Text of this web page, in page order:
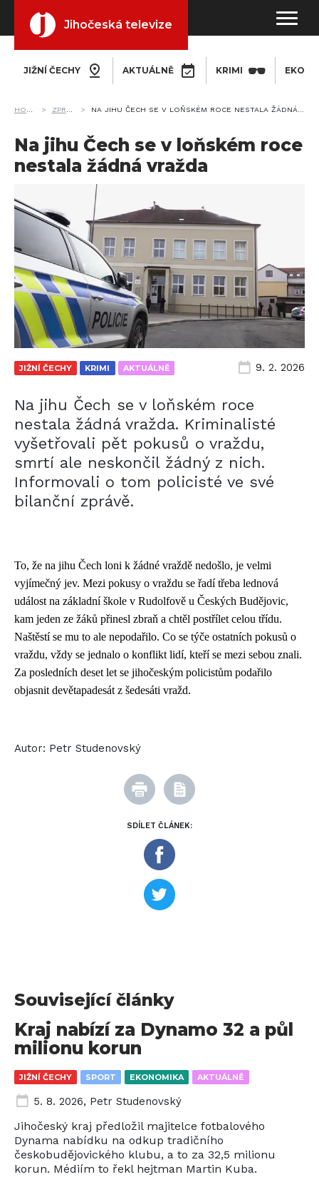
Jihočeská televize
JIŽNÍ ČECHY AKTUÁLNĚ KRIMI
HOME ZPRÁVY NA JIHU ČECH SE V LOŇSKÉM ROCE NESTALA ŽÁDNÁ VRAŽDA
Na jihu Čech se v loňském roce
nestala žádná vražda
SDÍLET ČLÁNEK:
JIŽNÍ ČECHY KRIMI AKTUÁLNĚ 9. 2. 2026
Na jihu Čech se v loňském roce
nestala žádná vražda. Kriminalisté
vyšetřovali pět pokusů o vraždu,
smrtí ale neskončil žádný z nich.
Informovali o tom policisté ve své
bilanční zprávě.
To, že na jihu Čech loni k žádné vraždě nedošlo, je velmi
vyjímečný jev. Mezi pokusy o vraždu se řadí třeba lednová
událost na základní škole v Rudolfově u Českých Budějovic,
kam jeden ze žáků přinesl zbraň a chtěl postřílet celou třídu.
Naštěstí se mu to ale nepodařilo. Co se týče ostatních pokusů o
vraždu, vždy se jednalo o konflikt lidí, kteří se mezi sebou znali.
Za posledních deset let se jihočeským policistům podařilo
objasnit devětapadesát z šedesáti vražd.
Autor: Petr Studenovský
Související články
JIŽNÍ ČECHY SPORT EKONOMIKA AKTUÁLNĚ
Kraj nabízí za Dynamo 32 a půl
milionu korun
5. 8. 2026, Petr Studenovský
Jihočeský kraj předložil majitelce fotbalového
Dynama nabídku na odkup tradičního
českobudějovického klubu, a to za 32,5 milionu
korun. Médiím to řekl hejtman Martin Kuba.